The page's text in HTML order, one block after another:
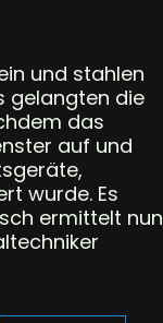
und stahlen
gelangten die
das
auf und
wurde. Es
ermittelt nun